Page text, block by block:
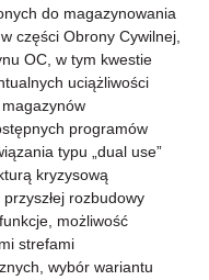
do magazynowania
części Obrony Cywilnej,
OC, w tym kwestie
uciążliwości
programów
typu „dual use”
kryzysową
rozbudowy
możliwość
strefami
wybór wariantu